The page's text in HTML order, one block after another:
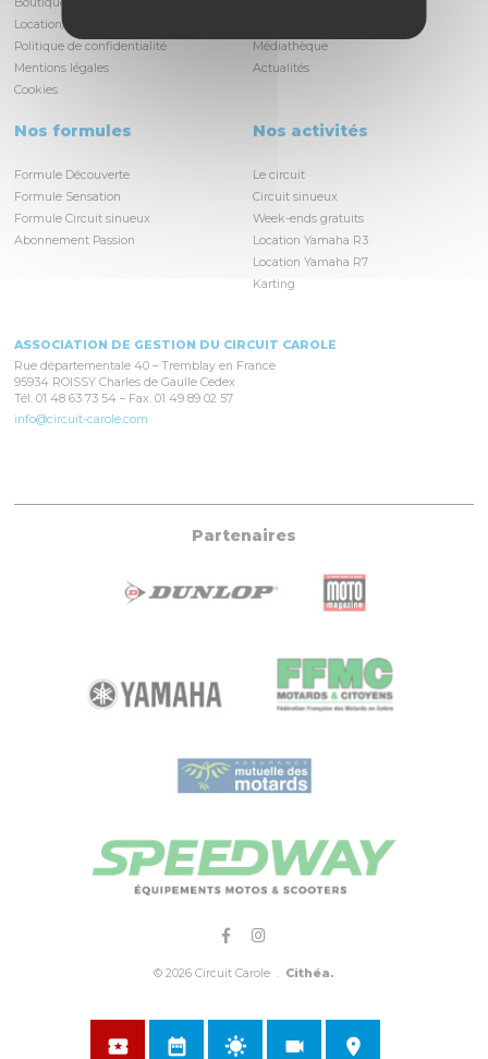
Location/privatisation du circuit
Politique de confidentialité
Mentions légales
Cookies
Médiathèque
Actualités
Nos formules
Formule Découverte
Formule Sensation
Formule Circuit sinueux
Abonnement Passion
Nos activités
Le circuit
Circuit sinueux
Week-ends gratuits
Location Yamaha R3
Location Yamaha R7
Karting
ASSOCIATION DE GESTION DU CIRCUIT CAROLE
Rue départementale 40 – Tremblay en France
95934 ROISSY Charles de Gaulle Cedex
Tél. 01 48 63 73 54 – Fax. 01 49 89 02 57
info@circuit-carole.com
Partenaires
© 2026 Circuit Carole . Cithéa.